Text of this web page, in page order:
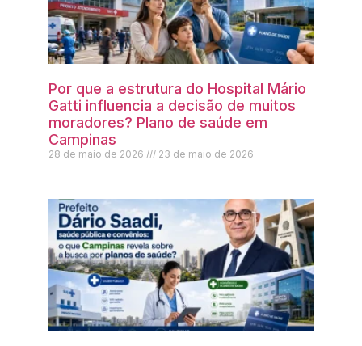
Por que a estrutura do Hospital Mário
Gatti influencia a decisão de muitos
moradores? Plano de saúde em
Campinas
28 de maio de 2026 23 de maio de 2026